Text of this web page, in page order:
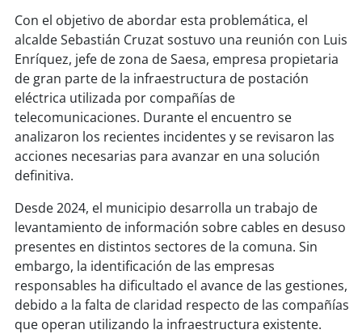
soyquillota
soysanantonio
chillán
soyconcepción
soycoronel
soy arauco
Con el objetivo de abordar esta problemática, el
alcalde Sebastián Cruzat sostuvo una reunión con Luis
Enríquez, jefe de zona de Saesa, empresa propietaria
de gran parte de la infraestructura de postación
eléctrica utilizada por compañías de
telecomunicaciones. Durante el encuentro se
analizaron los recientes incidentes y se revisaron las
acciones necesarias para avanzar en una solución
definitiva.
Desde 2024, el municipio desarrolla un trabajo de
levantamiento de información sobre cables en desuso
presentes en distintos sectores de la comuna. Sin
embargo, la identificación de las empresas
responsables ha dificultado el avance de las gestiones,
debido a la falta de claridad respecto de las compañías
que operan utilizando la infraestructura existente.